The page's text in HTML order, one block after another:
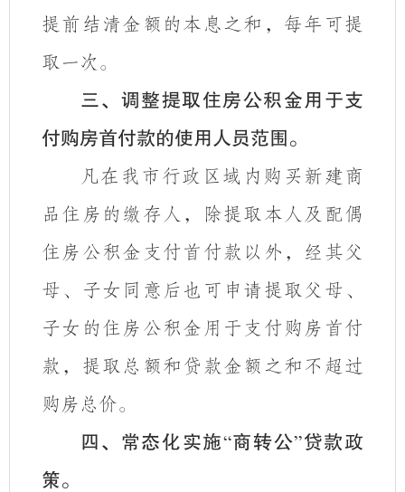
提前结清金额的本息之和，每年可提
取一次。
三、调整提取住房公积金用于支
付购房首付款的使用 人员范围。
凡在我市行政区域内购买新建商
品住房的缴存人，除提取本人及配偶
住房公积金支付首付款以外，经其父
母、子女同意后也可申请提取 父母 、
子女 的住房公积金用于支付购房首付
款，提取总额和贷款金额之和不超过
购房总价。
四、常态化实施“商转公”贷款政
策。